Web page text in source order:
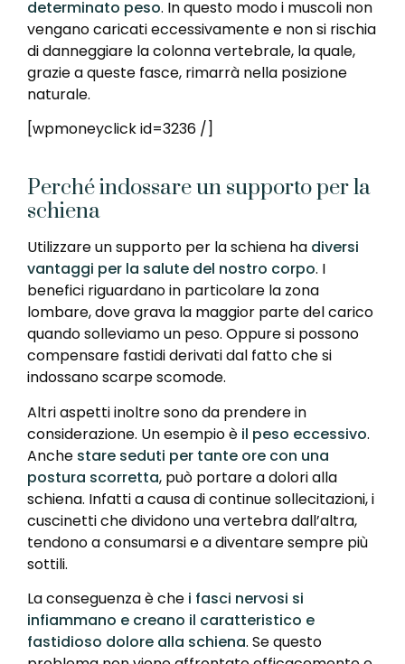
determinato peso. In questo modo i muscoli non
vengano caricati eccessivamente e non si rischia
di danneggiare la colonna vertebrale, la quale,
grazie a queste fasce, rimarrà nella posizione
naturale.
[wpmoneyclick id=3236 /]
Perché indossare un supporto per la
schiena
Utilizzare un supporto per la schiena ha diversi
vantaggi per la salute del nostro corpo. I
benefici riguardano in particolare la zona
lombare, dove grava la maggior parte del carico
quando solleviamo un peso. Oppure si possono
compensare fastidi derivati dal fatto che si
indossano scarpe scomode.
Altri aspetti inoltre sono da prendere in
considerazione. Un esempio è il peso eccessivo.
Anche stare seduti per tante ore con una
postura scorretta, può portare a dolori alla
schiena. Infatti a causa di continue sollecitazioni, i
cuscinetti che dividono una vertebra dall’altra,
tendono a consumarsi e a diventare sempre più
sottili.
La conseguenza è che i fasci nervosi si
infiammano e creano il caratteristico e
fastidioso dolore alla schiena. Se questo